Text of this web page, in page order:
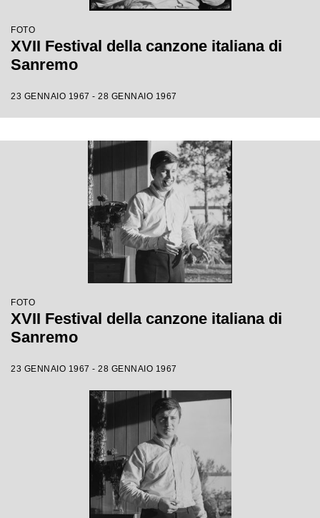
FOTO
XVII Festival della canzone italiana di
Sanremo
23 GENNAIO 1967 - 28 GENNAIO 1967
FOTO
XVII Festival della canzone italiana di
Sanremo
23 GENNAIO 1967 - 28 GENNAIO 1967